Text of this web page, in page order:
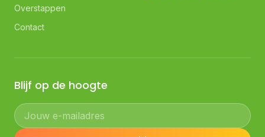
Overstappen
Contact
Blijf op de hoogte
Jouw e-mailadres